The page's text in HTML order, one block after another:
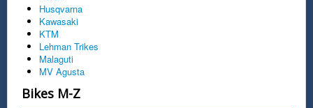
Husqvarna
Kawasaki
KTM
Lehman Trikes
Malaguti
MV Agusta
Bikes M-Z